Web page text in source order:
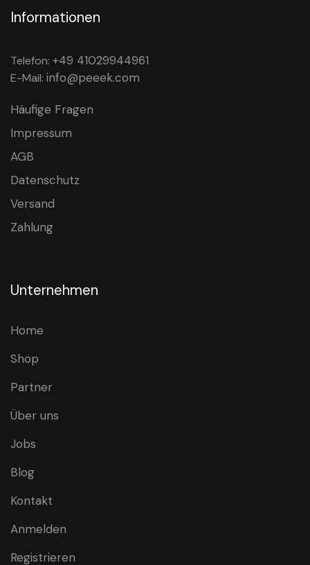
Informationen
Telefon: +49 41029944961
E-Mail: info@peeek.com
Häufige Fragen
Impressum
AGB
Datenschutz
Versand
Zahlung
Unternehmen
Home
Shop
Partner
Über uns
Jobs
Blog
Kontakt
Anmelden
Registrieren